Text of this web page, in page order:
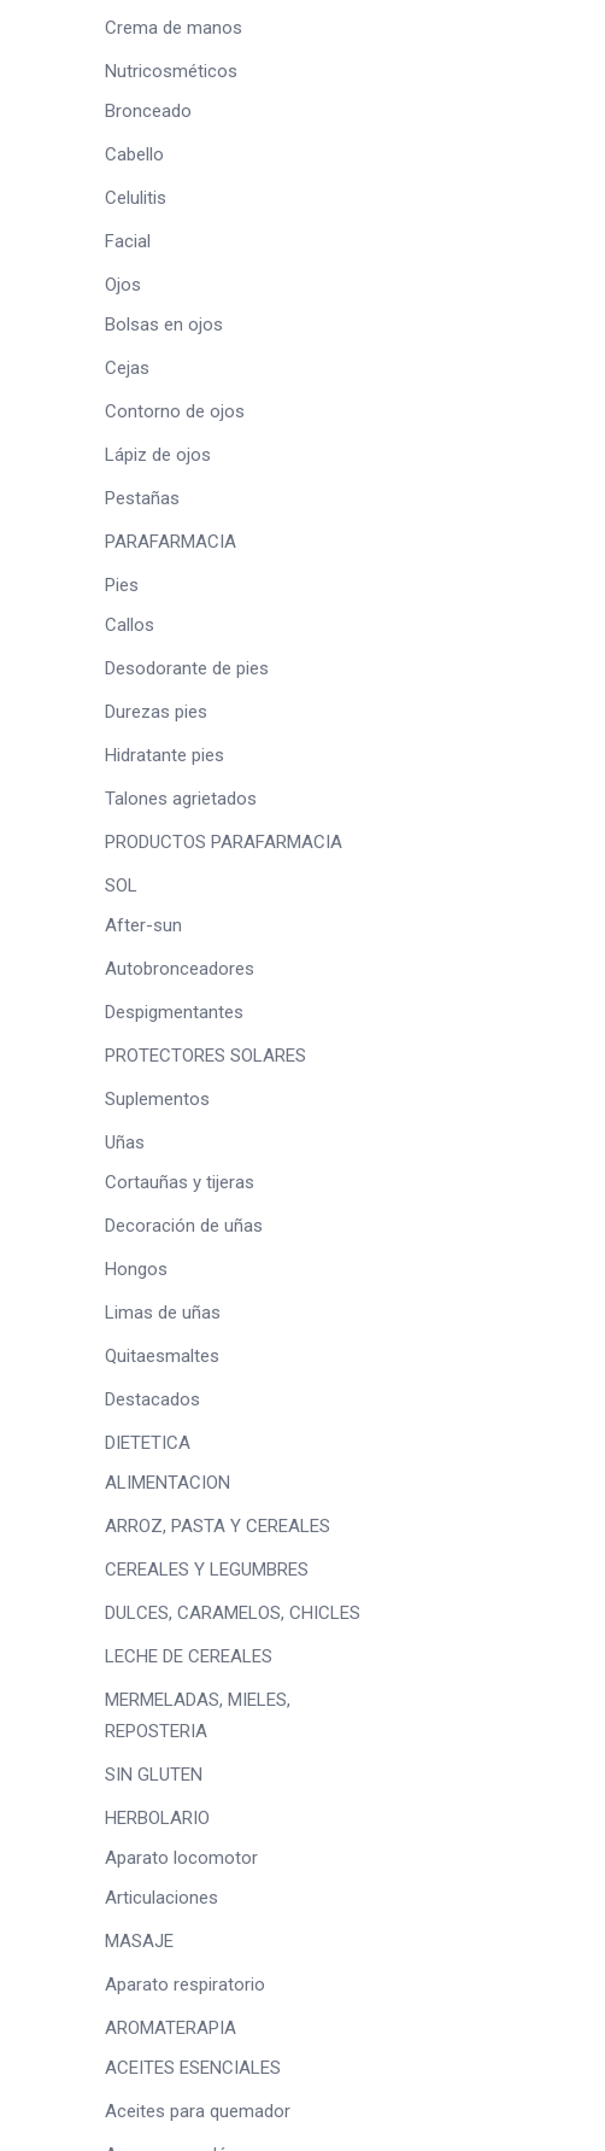
Crema de manos
Nutricosméticos
Bronceado
Cabello
Celulitis
Facial
Ojos
Bolsas en ojos
Cejas
Contorno de ojos
Lápiz de ojos
Pestañas
PARAFARMACIA
Pies
Callos
Desodorante de pies
Durezas pies
Hidratante pies
Talones agrietados
PRODUCTOS PARAFARMACIA
SOL
After-sun
Autobronceadores
Despigmentantes
PROTECTORES SOLARES
Suplementos
Uñas
Cortauñas y tijeras
Decoración de uñas
Hongos
Limas de uñas
Quitaesmaltes
Destacados
DIETETICA
ALIMENTACION
ARROZ, PASTA Y CEREALES
CEREALES Y LEGUMBRES
DULCES, CARAMELOS, CHICLES
LECHE DE CEREALES
MERMELADAS, MIELES,
REPOSTERIA
SIN GLUTEN
HERBOLARIO
Aparato locomotor
Articulaciones
MASAJE
Aparato respiratorio
AROMATERAPIA
ACEITES ESENCIALES
Aceites para quemador